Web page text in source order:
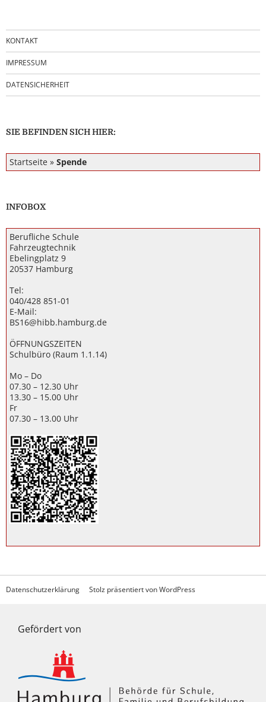
KONTAKT
IMPRESSUM
DATENSICHERHEIT
SIE BEFINDEN SICH HIER:
Startseite » Spende
INFOBOX
Berufliche Schule
Fahrzeugtechnik
Ebelingplatz 9
20537 Hamburg
Tel:
040/428 851-01
E-Mail:
BS16@hibb.hamburg.de
ÖFFNUNGSZEITEN
Schulbüro (Raum 1.1.14)
Mo – Do
07.30 – 12.30 Uhr
13.30 – 15.00 Uhr
Fr
07.30 – 13.00 Uhr
Datenschutzerklärung Stolz präsentiert von WordPress
Gefördert von